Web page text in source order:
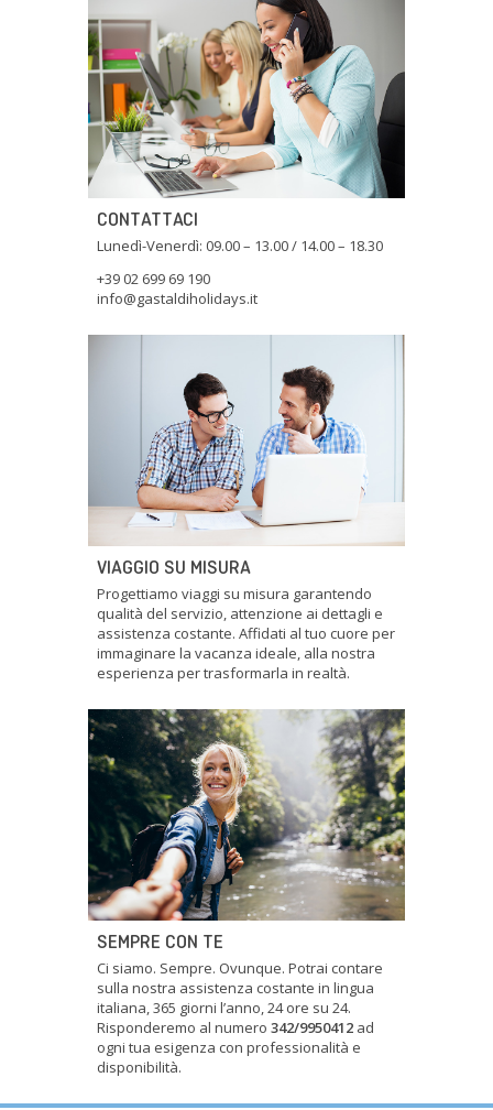
CONTATTACI
Lunedì-Venerdì: 09.00 – 13.00 / 14.00 – 18.30
+39 02 699 69 190
info@gastaldiholidays.it
VIAGGIO SU MISURA
Progettiamo viaggi su misura garantendo
qualità del servizio, attenzione ai dettagli e
assistenza costante. Affidati al tuo cuore per
immaginare la vacanza ideale, alla nostra
esperienza per trasformarla in realtà.
SEMPRE CON TE
Ci siamo. Sempre. Ovunque. Potrai contare
sulla nostra assistenza costante in lingua
italiana, 365 giorni l’anno, 24 ore su 24.
Risponderemo al numero 342/9950412 ad
ogni tua esigenza con professionalità e
disponibilità.